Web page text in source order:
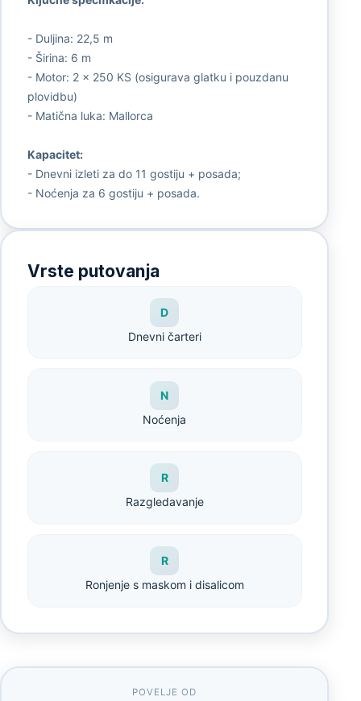
- Duljina: 22,5 m
- Širina: 6 m
- Motor: 2 x 250 KS (osigurava glatku i pouzdanu
plovidbu)
- Matična luka: Mallorca
Kapacitet:
- Dnevni izleti za do 11 gostiju + posada;
- Noćenja za 6 gostiju + posada.
Vrste putovanja
D
Dnevni čarteri
N
Noćenja
R
Razgledavanje
R
Ronjenje s maskom i disalicom
POVELJE OD